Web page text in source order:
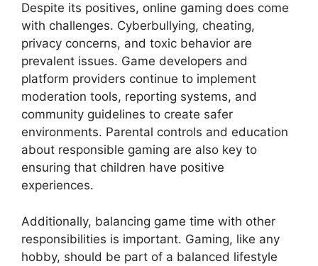
Despite its positives, online gaming does come
with challenges. Cyberbullying, cheating,
privacy concerns, and toxic behavior are
prevalent issues. Game developers and
platform providers continue to implement
moderation tools, reporting systems, and
community guidelines to create safer
environments. Parental controls and education
about responsible gaming are also key to
ensuring that children have positive
experiences.
Additionally, balancing game time with other
responsibilities is important. Gaming, like any
hobby, should be part of a balanced lifestyle